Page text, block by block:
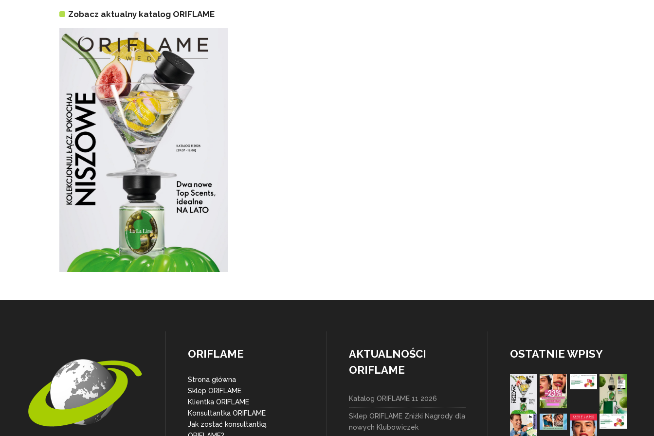
Zobacz aktualny katalog ORIFLAME
ORIFLAME
Strona główna
Sklep ORIFLAME
Klientka ORIFLAME
Konsultantka ORIFLAME
Jak zostać konsultantką
AKTUALNOŚCI
ORIFLAME
Katalog ORIFLAME 11 2026
Sklep ORIFLAME Zniżki Nagrody dla
nowych Klubowiczek
OSTATNIE WPISY